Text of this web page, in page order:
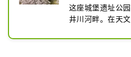
这座城堡遗址公
井川河畔。在天
眺望周宿平原和